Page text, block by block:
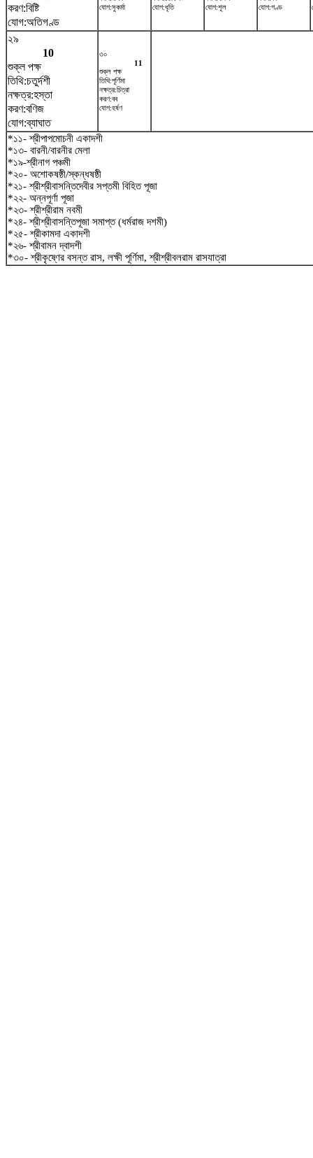
করণ:বিষ্টি
যোগ:অতিগণ্ড
যোগ:সুকর্মা
যোগ:ধৃতি
যোগ:শূল
যোগ:গণ্ড
২৯
10
শুক্ল পক্ষ
তিথি:চতুর্দশী
নক্ষত্র:হস্তা
করণ:বণিজ
যোগ:ব্যাঘাত
৩০
11
শুক্ল পক্ষ
তিথি:পূর্ণিমা
নক্ষত্র:চিত্রা
করণ:বব
যোগ:হর্ষণ
*১১- শ্রীপাপমোচনী একাদশী
*১৩- বারনী/বারনীর মেলা
*১৯-শ্রীনাগ পঞ্চমী
*২০- অশোকষষ্ঠী/স্কন্ধষষ্ঠী
*২১- শ্রীশ্রীবাসন্তিদেবীর সপ্তমী বিহিত পূজা
*২২- অন্নপূর্ণা পূজা
*২৩- শ্রীশ্রীরাম নবমী
*২৪- শ্রীশ্রীবাসন্তিপূজা সমাপ্ত (ধর্মরাজ দশমী)
*২৫- শ্রীকামদা একাদশী
*২৬- শ্রীবামন দ্বাদশী
*৩০- শ্রীকৃষ্ণের বসন্ত রাস, লক্ষী পূর্ণিমা, শ্রীশ্রীবলরাম রাসযাত্রা